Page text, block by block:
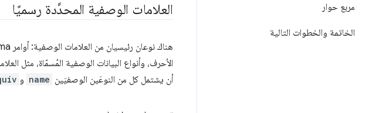
مربع حوار
الخاتمة والخطوات التالية
العلامات الوصفية المحدَّدة رسميًا
هناك نوعان رئيسيان من العلامات الوصفية: أوامر pragma، بالإضافة إلى السمة
الأحرف، وأنواع البيانات الوصفية المُسمّاة، مثل
أن يشتمل كل من النوعَين الوصفيَين name و